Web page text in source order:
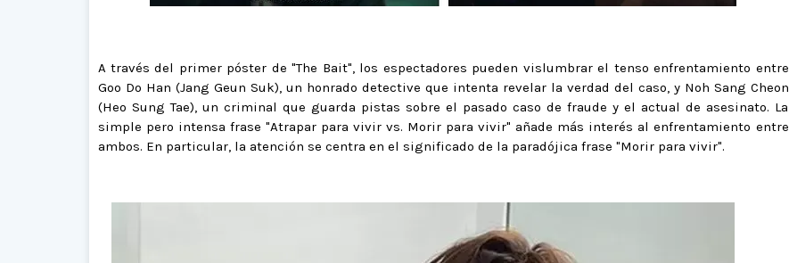
A través del primer póster de "The Bait", los espectadores pueden vislumbrar el tenso enfrentamiento entre
Goo Do Han (Jang Geun Suk), un honrado detective que intenta revelar la verdad del caso, y Noh Sang Cheon
(Heo Sung Tae), un criminal que guarda pistas sobre el pasado caso de fraude y el actual de asesinato. La
simple pero intensa frase "Atrapar para vivir vs. Morir para vivir" añade más interés al enfrentamiento entre
ambos. En particular, la atención se centra en el significado de la paradójica frase "Morir para vivir".